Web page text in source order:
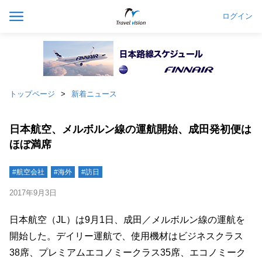
ログイン
トップページ 新着ニュース
日本航空、メルボルン線の運航開始、成田発初便は
ほぼ満席
#航空会社 #海外 #訪日
2017年9月3日
日本航空（JL）は9月1日、成田／メルボルン線の運航を
開始した。デイリー運航で、使用機材はビジネスクラス
38席、プレミアムエコノミークラス35席、エコノミーク